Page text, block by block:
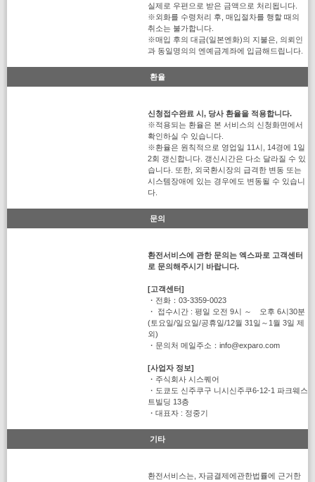
실제로 우편으로 받은 금액으로 처리됩니다.
※외화를 수령처리 후, 매입절차를 행할 때의
취소는 불가합니다.
※매입 후의 대금(일본엔화)의 지불은, 의뢰인
과 동일명의의 엔예금계좌에 입금해드립니다.
환율
신청접수완료 시, 당사 환율을 적용합니다.
※적용되는 환율은 본 서비스의 신청화면에서
확인하실 수 있습니다.
※환율은 원칙적으로 영업일 11시, 14경에 1일
2회 갱신합니다. 갱신시간은 다소 달라질 수 있
습니다. 또한, 외국환시장의 급격한 변동 또는
시스템장애에 있는 경우에도 변동될 수 있습니
다.
문의
환전서비스에 관한 문의는 엑스파로 고객센터
로 문의해주시기 바랍니다.
[고객센터]
・전화：03-3359-0023
・ 접수시간 : 평일 오전 9시 ～ 오후 6시30분
(토요일/일요일/공휴일/12월 31일～1월 3일 제
외)
・문의처 메일주소：info@exparo.com
[사업자 정보]
・주식회사 시스퀘어
・도쿄도 신주쿠구 니시신주쿠6-12-1 파크웨스
트빌딩 13층
・대표자 : 정중기
기타
환전서비스는, 자금결제에관한법률에 근거한